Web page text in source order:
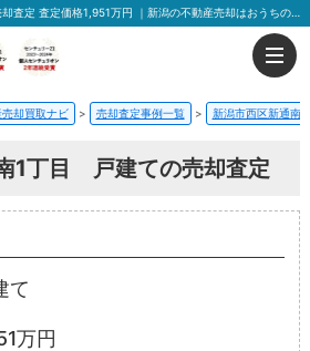
新潟市西区新通南1丁目 戸建ての売却査定 査定価格1,951万円 ｜新潟の不動産売却はおうちの売却プラス越後ホームズ
却買取ナビ > 売却査定事例一覧 > 新潟市西区新通南
1丁目 戸建ての売却査定
て
万円